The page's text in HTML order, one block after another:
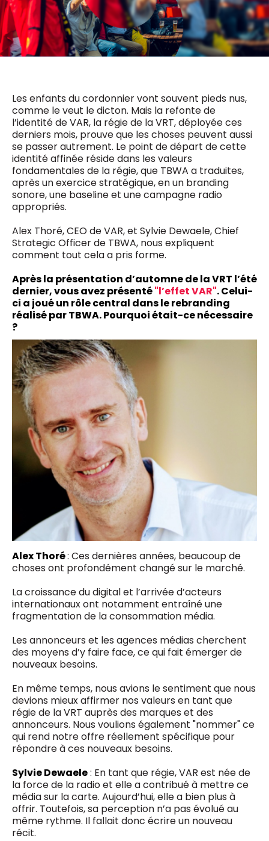
Les enfants du cordonnier vont souvent pieds nus,
comme le veut le dicton. Mais la refonte de
l’identité de VAR, la régie de la VRT, déployée ces
derniers mois, prouve que les choses peuvent aussi
se passer autrement. Le point de départ de cette
identité affinée réside dans les valeurs
fondamentales de la régie, que TBWA a traduites,
après un exercice stratégique, en un branding
sonore, une baseline et une campagne radio
appropriés.
Alex Thoré, CEO de VAR, et Sylvie Dewaele, Chief
Strategic Officer de TBWA, nous expliquent
comment tout cela a pris forme.
Après la présentation d’automne de la VRT l’été
dernier, vous avez présenté"l’effet VAR". Celui-
ci a joué un rôle central dans le rebranding
réalisé par TBWA. Pourquoi était-ce nécessaire
?
Alex Thoré: Ces dernières années, beaucoup de
choses ont profondément changé sur le marché.
La croissance du digital et l’arrivée d’acteurs
internationaux ont notamment entraîné une
fragmentation de la consommation média.
Les annonceurs et les agences médias cherchent
des moyens d’y faire face, ce qui fait émerger de
nouveaux besoins.
En même temps, nous avions le sentiment que nous
devions mieux affirmer nos valeurs en tant que
régie de la VRT auprès des marques et des
annonceurs. Nous voulions également "nommer" ce
qui rend notre offre réellement spécifique pour
répondre à ces nouveaux besoins.
Sylvie Dewaele: En tant que régie, VAR est née de
la force de la radio et elle a contribué à mettre ce
média sur la carte. Aujourd’hui, elle a bien plus à
offrir. Toutefois, sa perception n’a pas évolué au
même rythme. Il fallait donc écrire un nouveau
récit.
0498 88 64 89
f.bouchar@mm.be
Chief Editor
Griet Byl
Chief Editor
Damien Lemaire
0477 37 31 65
d.lemaire@mm.be
VALIDER
NOTRE CONTENU DIGITAL :
access
5 x week
MM e - News
1 x week
MM Brunch
1 x week
MM Tech
10 x year
MM Best of
Research
10 x year
MM Blue
4 x year
MM Magazine
(digital)
Des questions ?